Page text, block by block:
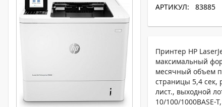
ПРОФИЛАКТИКА И ТО АРЕНДА ОБОРУДОВАНИЯ
АРТИКУЛ: 83885
Принтер HP
максимальный
месячный объем
страницы 5,4 сек,
лист., выходной
10/100/